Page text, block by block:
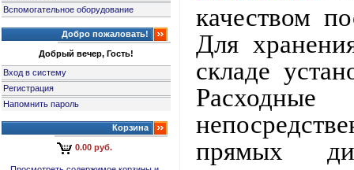
Вспомогательное оборудование
Добро пожаловать!
Добрый вечер, Гость!
Вход в систему
Регистрация
Напомнить пароль
Корзина
0.00 руб.
качеством
Для
складе
прямых